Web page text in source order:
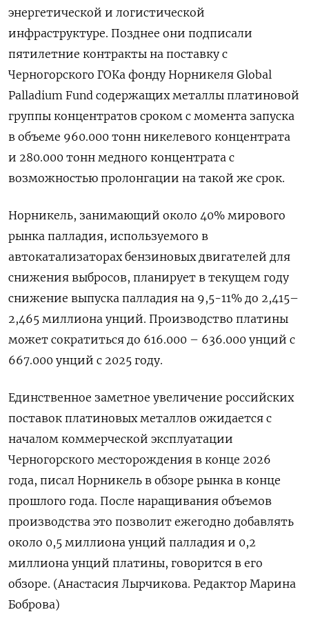
энергетической и логистической
инфраструктуре. Позднее они подписали
пятилетние контракты на поставку с
Черногорского ГОКа фонду Норникеля Global
Palladium Fund содержащих металлы платиновой
группы концентратов сроком с момента запуска
в объеме 960.000 тонн никелевого концентрата
и 280.000 тонн медного концентрата с
возможностью пролонгации на такой ​же срок.
Норникель, занимающий около 40% мирового
⁠рынка палладия, используемого в
автокатализаторах бензиновых двигателей для
снижения выбросов, планирует в текущем году
снижение выпуска палладия на 9,5-11% до 2,415–
2,465 миллиона унций. Производство платины
может сократиться ‌до 616.000 – 636.000 унций с
667.000 унций с 2025 году.
Единственное заметное увеличение российских
поставок платиновых металлов ожидается ‌с
началом коммерческой эксплуатации
Черногорского месторождения в конце 2026
года, писал Норникель в обзоре рынка в конце
прошлого года. ​После наращивания объемов
производства это позволит ежегодно добавлять
около 0,5 миллиона унций палладия и 0,2
‌миллиона унций платины, говорится в его
обзоре. (Анастасия Лырчикова. Редактор Марина
Боброва)